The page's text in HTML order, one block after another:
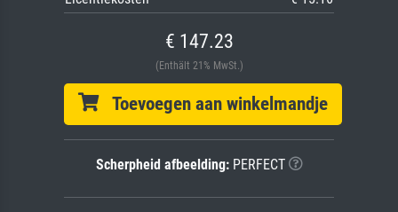
€ 147.23
(Enthält 21% MwSt.)
Toevoegen aan winkelmandje
Scherpheid afbeelding:PERFECT